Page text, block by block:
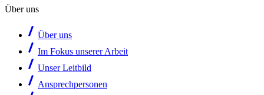
Über uns
Über uns
Im Fokus unserer Arbeit
Unser Leitbild
Ansprechpersonen